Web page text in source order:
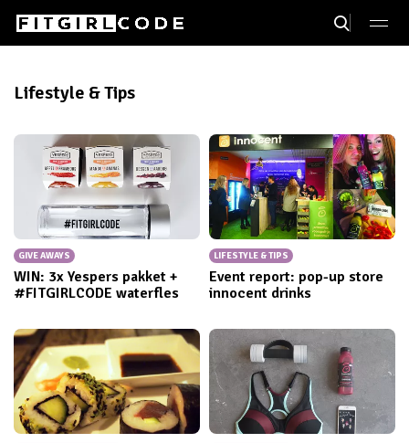
Lifestyle & Tips
GIVE AWAYS
WIN: 3x Yespers pakket +
#FITGIRLCODE waterfles
LIFESTYLE & TIPS
Event report: pop-up store
innocent drinks